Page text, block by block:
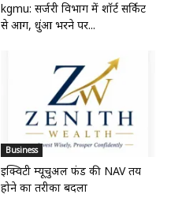
kgmu: सर्जरी विभाग में शॉर्ट सर्किट
से आग, धुंआ भरने पर...
Business
इक्विटी म्यूचुअल फंड की NAV तय
होने का तरीका बदला